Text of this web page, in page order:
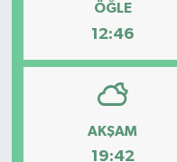
ÖĞLE
12:46
AKŞAM
19:42
RESMİ İLANLAR
SAĞLIK